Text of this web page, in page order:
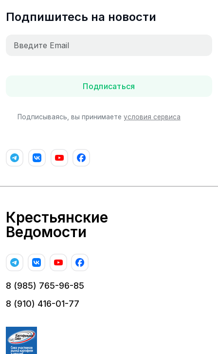
Подпишитесь на новости
Подписаться
Подписываясь, вы принимаете условия сервиса
Крестьянские
Ведомости
8 (985) 765-96-85
8 (910) 416-01-77